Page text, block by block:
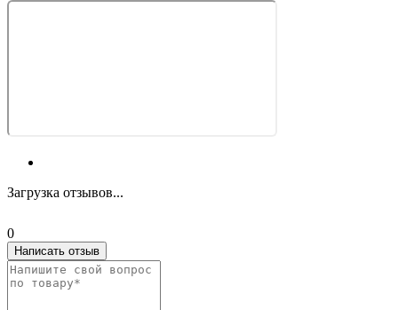
Загрузка отзывов...
0
Написать отзыв